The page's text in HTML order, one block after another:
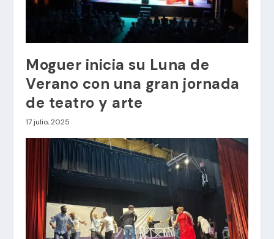
Moguer inicia su Luna de
Verano con una gran jornada
de teatro y arte
17 julio, 2025